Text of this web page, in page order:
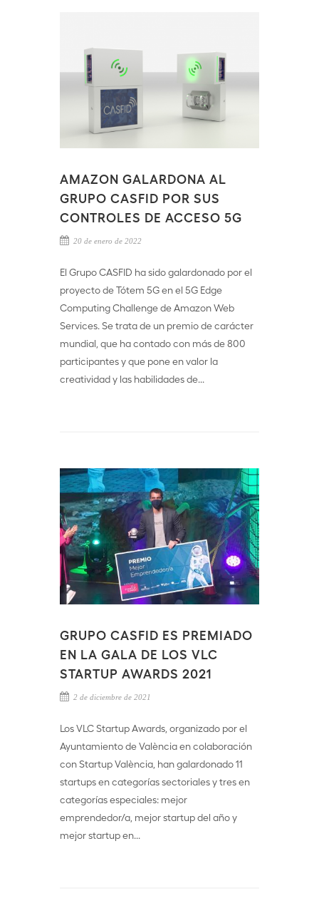
AMAZON GALARDONA AL
GRUPO CASFID POR SUS
CONTROLES DE ACCESO 5G
20 de enero de 2022
El Grupo CASFID ha sido galardonado por el
proyecto de Tótem 5G en el 5G Edge
Computing Challenge de Amazon Web
Services. Se trata de un premio de carácter
mundial, que ha contado con más de 800
participantes y que pone en valor la
creatividad y las habilidades de...
GRUPO CASFID ES PREMIADO
EN LA GALA DE LOS VLC
STARTUP AWARDS 2021
2 de diciembre de 2021
Los VLC Startup Awards, organizado por el
Ayuntamiento de València en colaboración
con Startup València, han galardonado 11
startups en categorías sectoriales y tres en
categorías especiales: mejor
emprendedor/a, mejor startup del año y
mejor startup en...